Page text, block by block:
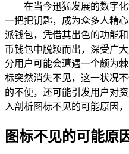
在当今迅猛发展的数字
一把把钥匙，成为众多人精
派钱包，凭借其出色的功能
币钱包中脱颖而出，深受广
分用户可能会遭遇一个颇为
标突然消失不见，这一状况
的不便，还可能引发用户对
入剖析图标不见的可能原因
图标不见的可能原